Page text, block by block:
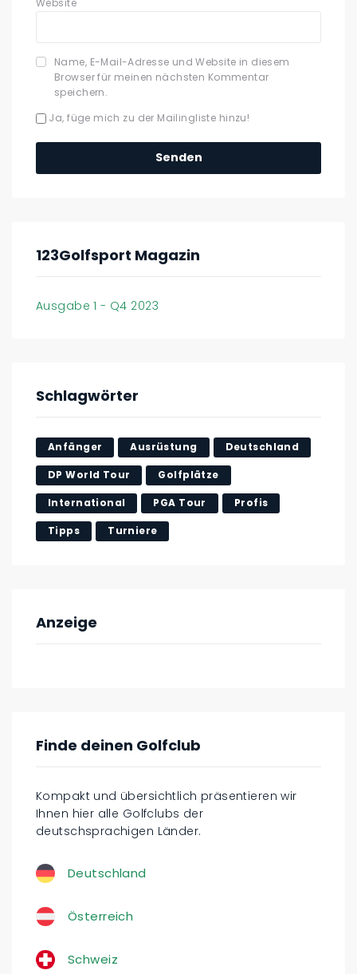
Name, E-Mail-Adresse und Website in diesem
Browser für meinen nächsten Kommentar
speichern.
Ja, füge mich zu der Mailingliste hinzu!
123Golfsport Magazin
Ausgabe 1 - Q4 2023
Schlagwörter
Anfänger Ausrüstung Deutschland
DP World Tour Golfplätze
International PGA Tour Profis
Tipps Turniere
Anzeige
Finde deinen Golfclub
Kompakt und übersichtlich präsentieren wir
Ihnen hier alle Golfclubs der
deutschsprachigen Länder.
Deutschland
Österreich
Schweiz